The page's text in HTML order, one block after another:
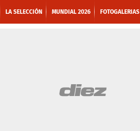
LA SELECCIÓN MUNDIAL 2026 FOTOGALERIAS